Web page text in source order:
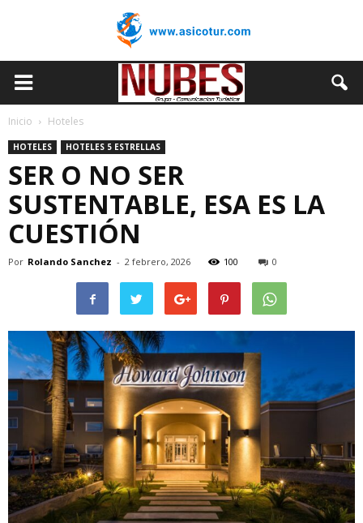
Inicio Hoteles
HOTELES HOTELES 5 ESTRELLAS
SER O NO SER
SUSTENTABLE, ESA ES LA
CUESTIÓN
Por Rolando Sanchez - 2 febrero, 2026 100 0